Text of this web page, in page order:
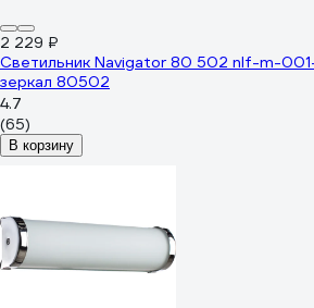
2 229 ₽
Светильник Navigator 80 502 nlf-m-
зеркал 80502
4.7
(65)
В корзину